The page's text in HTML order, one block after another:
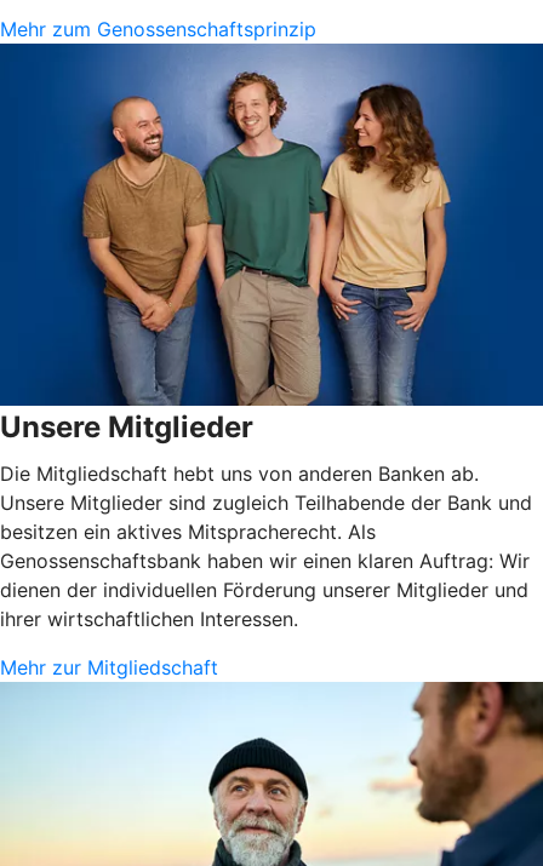
Mehr zum Genossenschaftsprinzip
Unsere Mitglieder
Die Mitgliedschaft hebt uns von anderen Banken ab.
Unsere Mitglieder sind zugleich Teilhabende der Bank und
besitzen ein aktives Mitspracherecht. Als
Genossenschaftsbank haben wir einen klaren Auftrag: Wir
dienen der individuellen Förderung unserer Mitglieder und
ihrer wirtschaftlichen Interessen.
Mehr zur Mitgliedschaft